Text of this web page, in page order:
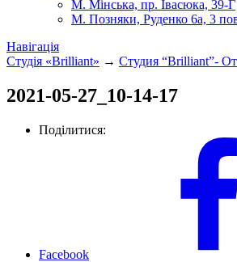
М. Мінська, пр. Івасюка, 39-Г
М. Позняки, Руденко 6а, 3
Навігація
Студія «Brilliant» → Студия “Brilliant”-
2021-05-27_10-14-17
Поділитися:
Facebook